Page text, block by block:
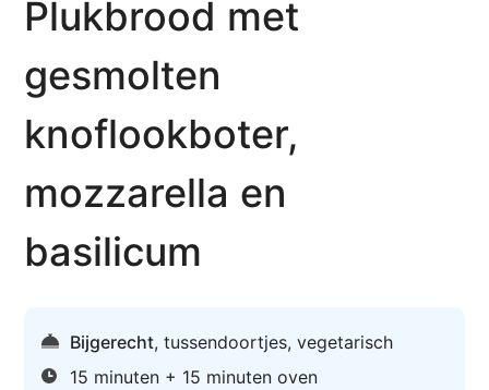
Plukbrood met
gesmolten
knoflookboter,
mozzarella en
basilicum
Bijgerecht,tussendoortjes,vegetarisch
15 minuten + 15 minuten oven